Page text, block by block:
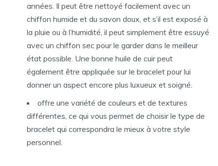
années. Il peut être nettoyé facilement avec un
chiffon humide et du savon doux, et s’il est exposé à
la pluie ou à l’humidité, il peut simplement être essuyé
avec un chiffon sec pour le garder dans le meilleur
état possible. Une bonne huile de cuir peut
également être appliquée sur le bracelet pour lui
donner un aspect encore plus luxueux et soigné.
offre une variété de couleurs et de textures
différentes, ce qui vous permet de choisir le type de
bracelet qui correspondra le mieux à votre style
personnel.